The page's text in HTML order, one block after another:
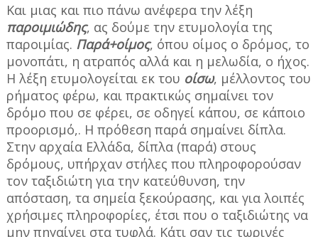
Και μιας και πιο πάνω ανέφερα την λέξη
παροιμιώδης, ας δούμε την ετυμολογία της
παροιμίας. Παρά+οίμος, όπου οίμος ο δρόμος, το
μονοπάτι, η ατραπός αλλά και η μελωδία, ο ήχος.
Η λέξη ετυμολογείται εκ του οίσω, μέλλοντος του
ρήματος φέρω, και πρακτικώς σημαίνει τον
δρόμο που σε φέρει, σε οδηγεί κάπου, σε κάποιο
προορισμό,. Η πρόθεση παρά σημαίνει δίπλα.
Στην αρχαία Ελλάδα, δίπλα (παρά) στους
δρόμους, υπήρχαν στήλες που πληροφορούσαν
τον ταξιδιώτη για την κατεύθυνση, την
απόσταση, τα σημεία ξεκούρασης, και για λοιπές
χρήσιμες πληροφορίες, έτσι που ο ταξιδιώτης να
μην πηγαίνει στα τυφλά. Κάτι σαν τις τωρινές